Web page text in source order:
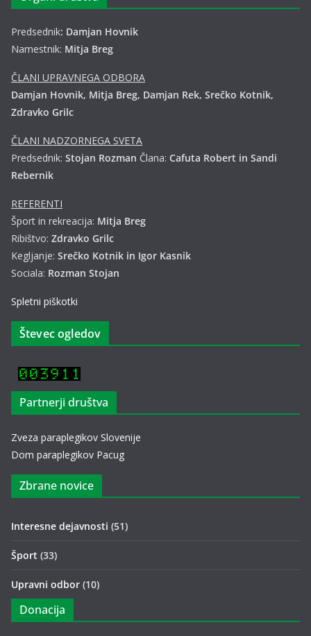
Predsednik: Damjan Hovnik
Namestnik: Mitja Breg
ČLANI UPRAVNEGA ODBORA
Damjan Hovnik, Mitja Breg, Damjan Rek, Srečko Kotnik,
Zdravko Grilc
ČLANI NADZORNEGA SVETA
Predsednik: Stojan Rozman Člana: Cafuta Robert in Sandi
Rebernik
REFERENTI
Šport in rekreacija: Mitja Breg
Ribištvo: Zdravko Grilc
Kegljanje: Srečko Kotnik in Igor Kasnik
Sociala: Rozman Stojan
Spletni piškotki
Števec ogledov
Partnerji društva
Zveza paraplegikov Slovenije
Dom paraplegikov Pacug
Zbrane novice
Interesne dejavnosti (51)
Šport (33)
Upravni odbor (10)
Donacija